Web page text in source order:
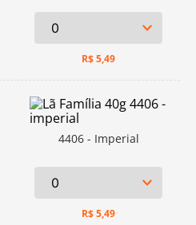
R$5,49
4406 - Imperial
R$5,49